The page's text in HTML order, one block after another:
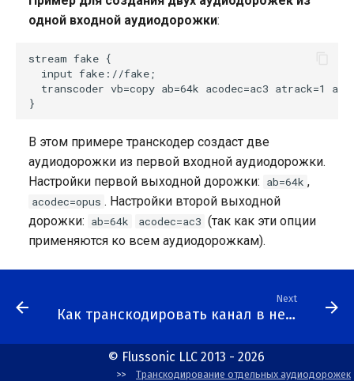
Сервер ключей
Widevine DRM
одной входной аудиодорожки:
stream fake {
  input fake://fake;
transcoder vb=copy ab=64k acodec=ac3 atrack=1
В этом примере транскодер создаст две
аудиодорожки из первой входной аудиодорожки.
Настройки первой выходной дорожки: ab=64k ,
acodec=opus . Настройки второй выходной
дорожки: ab=64k acodec=ac3 (так как эти опции
применяются ко всем аудиодорожкам).
Next
Как транскодировать канал в несколько качеств
© Flussonic LLC 2013 - 2026
Транскодирование отдельных аудиодорожек